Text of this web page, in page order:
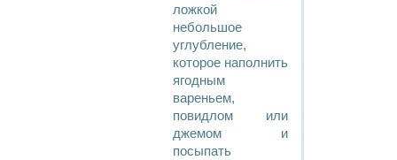
ложкой
небольшое
углубление,
которое наполнить
ягодным
вареньем,
повидлом или
джемом и
посыпать